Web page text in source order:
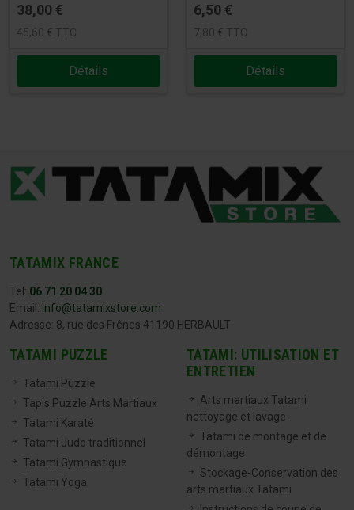
38,00 €
45,60 € TTC
Détails
6,50 €
7,80 € TTC
Détails
TATAMIX FRANCE
Tel: 06 71 20 04 30
Email: info@tatamixstore.com
Adresse: 8, rue des Frênes 41190 HERBAULT
TATAMI PUZZLE
Tatami Puzzle
Tapis Puzzle Arts Martiaux
Tatami Karaté
Tatami Judo traditionnel
Tatami Gymnastique
Tatami Yoga
TATAMI: UTILISATION ET
ENTRETIEN
Arts martiaux Tatami
nettoyage et lavage
Tatami de montage et de
démontage
Stockage-Conservation des
arts martiaux Tatami